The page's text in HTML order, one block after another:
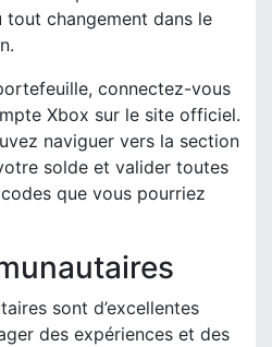
changement dans le
connectez-vous
Xbox sur le site officiel.
naviguer vers la section
solde et valider toutes
que vous pourriez
sont d’excellentes
des expériences et des